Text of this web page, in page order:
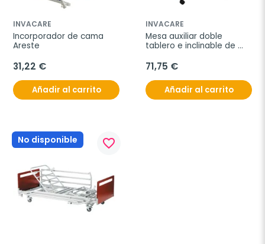
INVACARE
Incorporador de cama
Areste
31,22 €
Añadir al carrito
INVACARE
Mesa auxiliar doble
tablero e inclinable de
71,75 €
Añadir al carrito
No disponible favorite_border